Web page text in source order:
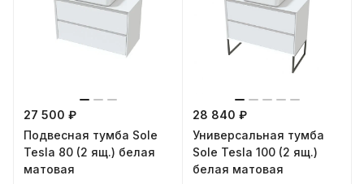
27 500 ₽
Подвесная тумба Sole
Tesla 80 (2 ящ.) белая
матовая
28 840 ₽
Универсальная тумба
Sole Tesla 100 (2 ящ.)
белая матовая